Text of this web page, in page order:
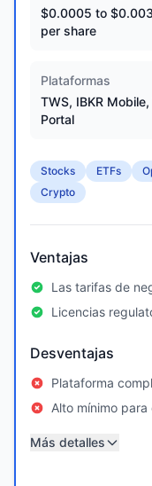
$0.0005 to
per share
Plataformas
TWS, IBKR Mobile,
Portal
Stocks ETFs
Crypto
Ventajas
Las tarifas de
Licencias
Desventajas
Plataforma
Alto mínimo
Más detalles